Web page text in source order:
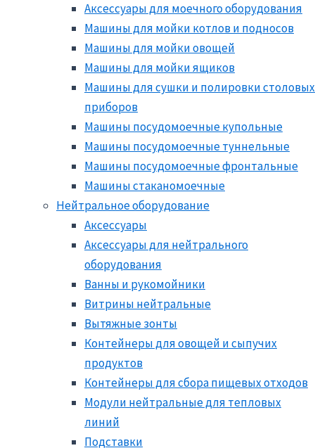
Аксессуары для моечного оборудования
Машины для мойки котлов и подносов
Машины для мойки овощей
Машины для мойки ящиков
Машины для сушки и полировки столовых
приборов
Машины посудомоечные купольные
Машины посудомоечные туннельные
Машины посудомоечные фронтальные
Машины стаканомоечные
Нейтральное оборудование
Аксессуары
Аксессуары для нейтрального
оборудования
Ванны и рукомойники
Витрины нейтральные
Вытяжные зонты
Контейнеры для овощей и сыпучих
продуктов
Контейнеры для сбора пищевых отходов
Модули нейтральные для тепловых
линий
Подставки